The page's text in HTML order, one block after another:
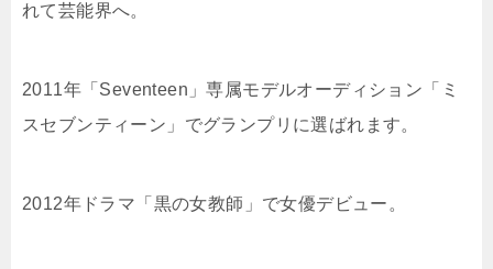
れて芸能界へ。
2011年「Seventeen」専属モデルオーディション「ミ
スセブンティーン」でグランプリに選ばれます。
2012年ドラマ「黒の女教師」で女優デビュー。